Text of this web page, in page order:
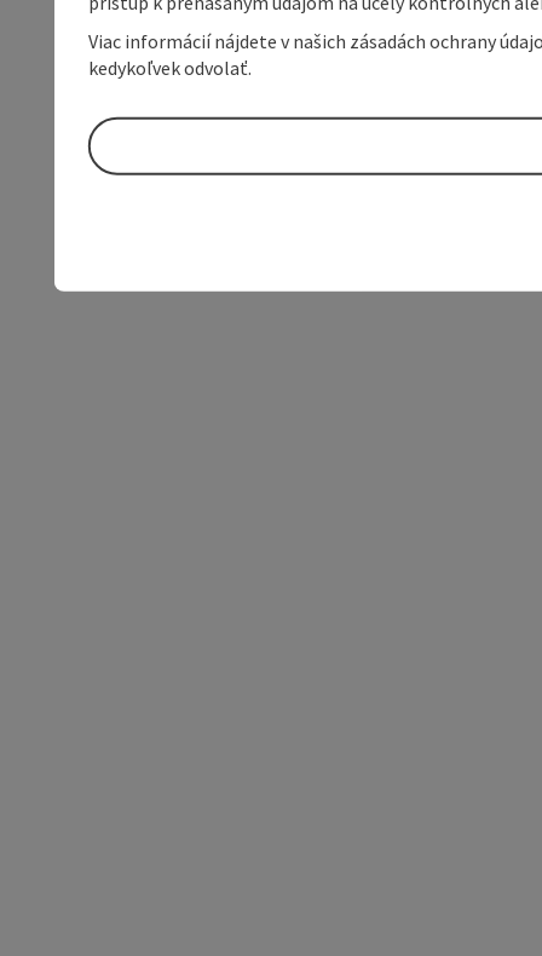
Viac informácií nájdete v našich zásadách ochrany
kedykoľvek odvolať.